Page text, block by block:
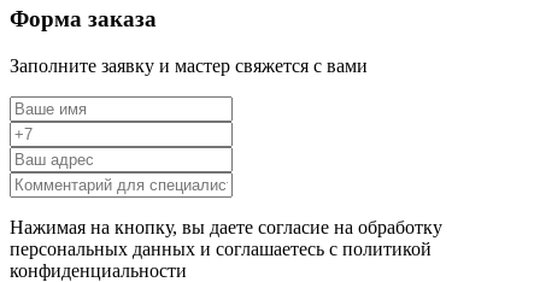
Форма заказа
Заполните заявку и мастер свяжется с вами
Нажимая на кнопку, вы даете согласие на обработку
персональных данных и соглашаетесь c политикой
конфиденциальности